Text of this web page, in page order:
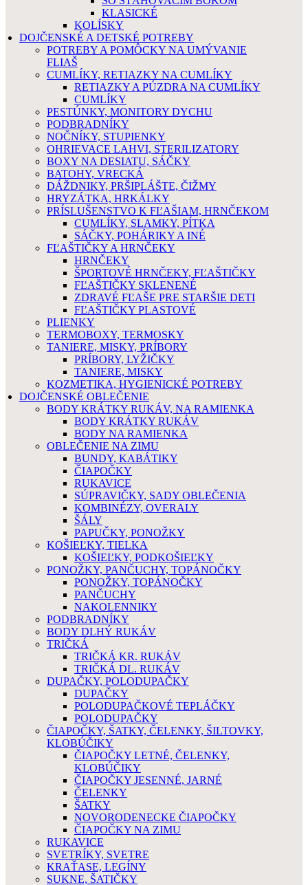
KLASICKÉ
KOLÍSKY
DOJČENSKÉ A DETSKÉ POTREBY
POTREBY A POMÔCKY NA UMÝVANIE
FLIAŠ
CUMLÍKY, RETIAZKY NA CUMLÍKY
RETIAZKY A PÚZDRA NA CUMLÍKY
CUMLÍKY
PESTÚNKY, MONITORY DYCHU
PODBRADNÍKY
NOČNÍKY, STUPIENKY
OHRIEVACE LAHVI, STERILIZATORY
BOXY NA DESIATU, SÁČKY
BATOHY, VRECKÁ
DÁŽDNIKY, PRŠIPLÁŠTE, ČIŽMY
HRYZÁTKA, HRKÁLKY
PRÍSLUŠENSTVO K FĽAŠIAM, HRNČEKOM
CUMLÍKY, SLAMKY, PÍTKA
SÁČKY, POHÁRIKY A INÉ
FĽAŠTIČKY A HRNČEKY
HRNČEKY
ŠPORTOVÉ HRNČEKY, FĽAŠTIČKY
FĽAŠTIČKY SKLENENÉ
ZDRAVÉ FĽAŠE PRE STARŠIE DETI
FĽAŠTIČKY PLASTOVÉ
PLIENKY
TERMOBOXY, TERMOSKY
TANIERE, MISKY, PRÍBORY
PRÍBORY, LYŽIČKY
TANIERE, MISKY
KOZMETIKA, HYGIENICKÉ POTREBY
DOJČENSKÉ OBLEČENIE
BODY KRÁTKY RUKÁV, NA RAMIENKA
BODY KRÁTKY RUKÁV
BODY NA RAMIENKA
OBLEČENIE NA ZIMU
BUNDY, KABÁTIKY
ČIAPOČKY
RUKAVICE
SÚPRAVIČKY, SADY OBLEČENIA
KOMBINÉZY, OVERALY
ŠÁLY
PAPUČKY, PONOŽKY
KOŠIEĽKY, TIELKA
KOŠIEĽKY, PODKOŠIEĽKY
PONOŽKY, PANČUCHY, TOPÁNOČKY
PONOŽKY, TOPÁNOČKY
PANČUCHY
NAKOLENNIKY
PODBRADNÍKY
BODY DLHÝ RUKÁV
TRIČKÁ
TRIČKÁ KR. RUKÁV
TRIČKÁ DL. RUKÁV
DUPAČKY, POLODUPAČKY
DUPAČKY
POLODUPAČKOVÉ TEPLÁČKY
POLODUPAČKY
ČIAPOČKY, ŠATKY, ČELENKY, ŠILTOVKY,
KLOBÚČIKY
ČIAPOČKY LETNÉ, ČELENKY,
KLOBÚČIKY
ČIAPOČKY JESENNÉ, JARNÉ
ČELENKY
ŠATKY
NOVORODENECKE ČIAPOČKY
ČIAPOČKY NA ZIMU
RUKAVICE
SVETRÍKY, SVETRE
KRAŤASE, LEGÍNY
SUKNE, ŠATIČKY